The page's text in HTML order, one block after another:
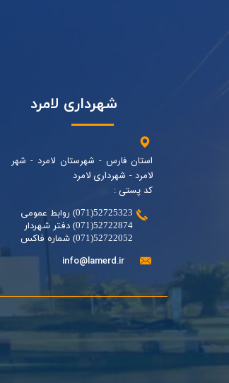
شهرداری لامرد
استان فارس - شهرستان لامرد - شهر
لامرد - شهرداری لامرد
کد پستی :
52725323(071) روابط عمومی
52722874(071) دفتر شهردار
52722052(071) شماره فاکس
info@lamerd.ir